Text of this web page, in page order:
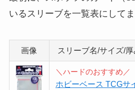
いるスリーブを一覧表にしてま
画像 スリーブ名/サイズ/
＼ハードのおすすめ／
ホビーベース TCGサ